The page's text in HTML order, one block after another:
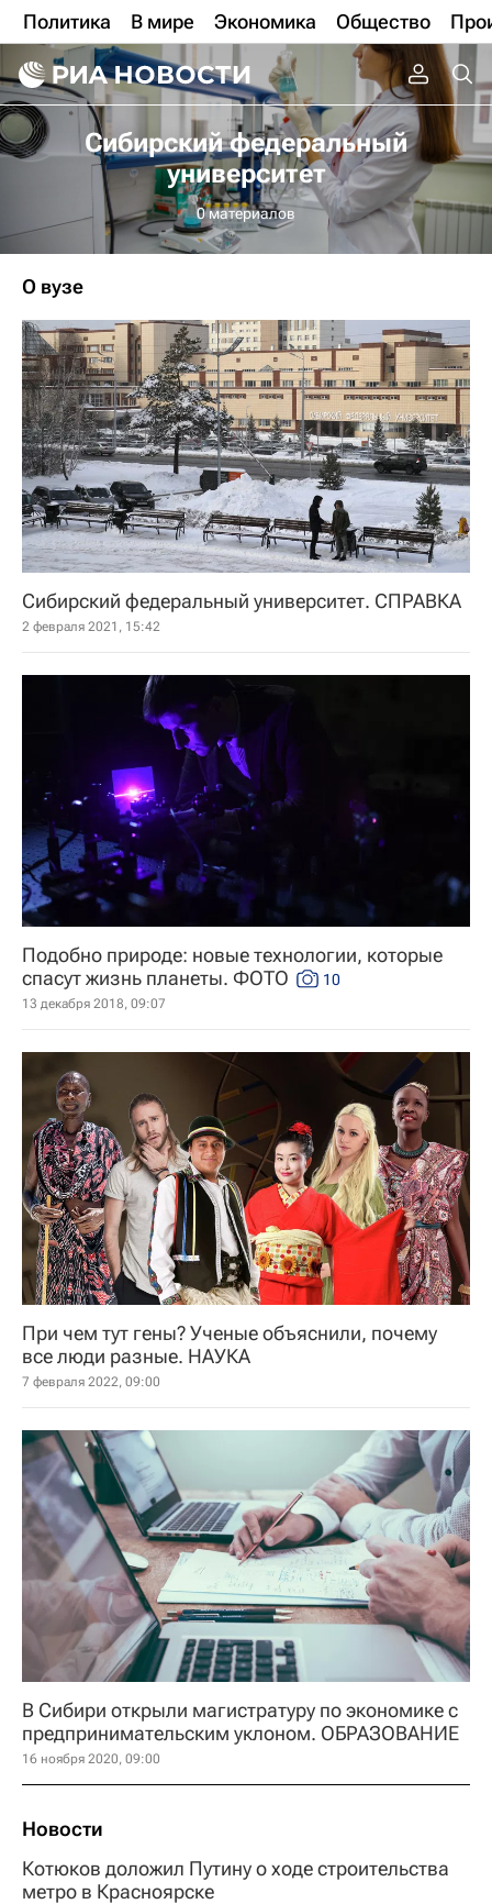
Политика В мире Экономика Общество
Сибирский федеральный
университет
0 материалов
О вузе
Сибирский федеральный университет. СПРАВКА
2 февраля 2021, 15:42
Подобно природе: новые технологии, которые
спасут жизнь планеты. ФОТО
10
13 декабря 2018, 09:07
При чем тут гены? Ученые объяснили, почему
все люди разные. НАУКА
7 февраля 2022, 09:00
В Сибири открыли магистратуру по экономике с
предпринимательским уклоном. ОБРАЗОВАНИЕ
16 ноября 2020, 09:00
Новости
Котюков доложил Путину о ходе строительства
метро в Красноярске